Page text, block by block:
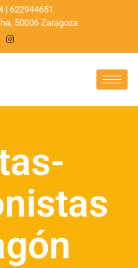
| 622944651
50006 Zaragoza